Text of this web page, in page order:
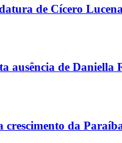
de Cícero
ausência de Daniella
crescimento da